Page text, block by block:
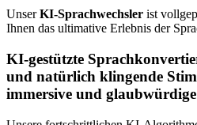
UnserKI-Sprachwechsler ist
Ihnen das ultimative Erlebnis der
KI-gestützte
und natürlich klingende
immersive und